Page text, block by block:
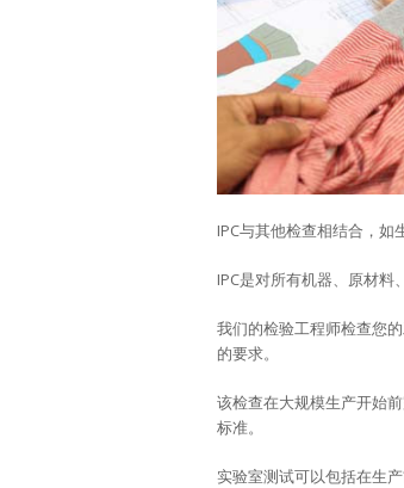
IPC与其他检查相结合，如
IPC是对所有机器、原材料
我们的检验工程师检查您
的要求。
该检查在大规模生产开始
标准。
实验室测试可以包括在生